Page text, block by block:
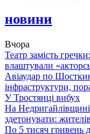
новини
Вчора
Театр замість
влаштували
Авіаудар по
інфраструктури,
У Тростянці вибух
На
здетонувати:
По 5 тисяч гривень